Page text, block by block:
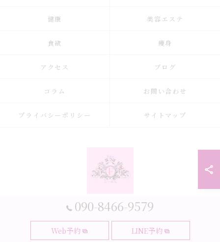
090-8466-9579
Web予約 LINE予約
健康 美容エステ
食欲 痩身
アクセス ブログ
コラム お問い合わせ
プライバシーポリシー サイトマップ
© 2026 大阪府大阪市の耳つぼなら耳つぼダイエットサロンふーみん ALL
RIGHTS RESERVED.